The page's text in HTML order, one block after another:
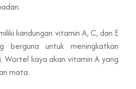
kandungan vitamin A, C, dan E
berguna untuk meningkatkan
Wortel kaya akan vitamin A yang
mata.